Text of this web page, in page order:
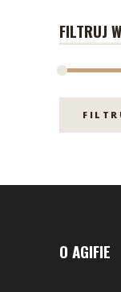
FILTRUJ
O AGIFIE